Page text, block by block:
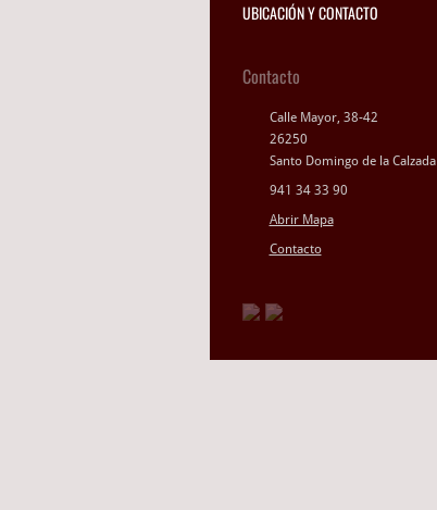
UBICACIÓN Y CONTACTO
Contacto
Calle Mayor, 38-42
26250
Santo Domingo de la Calzada
941 34 33 90
Abrir Mapa
Contacto